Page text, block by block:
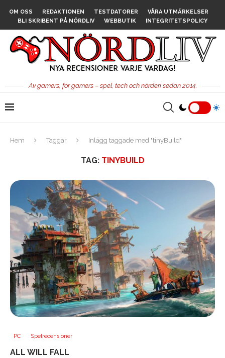
OM OSS REDAKTIONEN TESTDATORER
VÅRA UTMÄRKELSER
BLI SKRIBENT PÅ NÖRDLIV
WEBBUTIK INTEGRITETSPOLICY
Av gamers, för gamers – spel, tech och nörderi sedan 2014.
Hem Taggar Inlägg taggade med "tinyBuild"
TAG: TINYBUILD
PC Spelrecensioner
ALL WILL FALL